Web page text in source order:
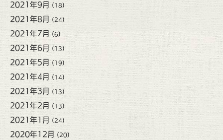
2021年9月 (18)
2021年8月 (24)
2021年7月 (6)
2021年6月 (13)
2021年5月 (19)
2021年4月 (14)
2021年3月 (13)
2021年2月 (13)
2021年1月 (24)
2020年12月 (20)